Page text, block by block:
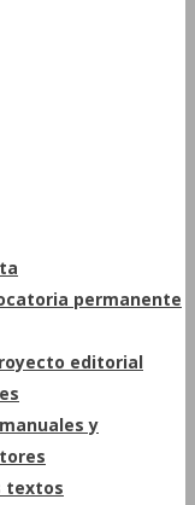
permanente
editorial
y
textos